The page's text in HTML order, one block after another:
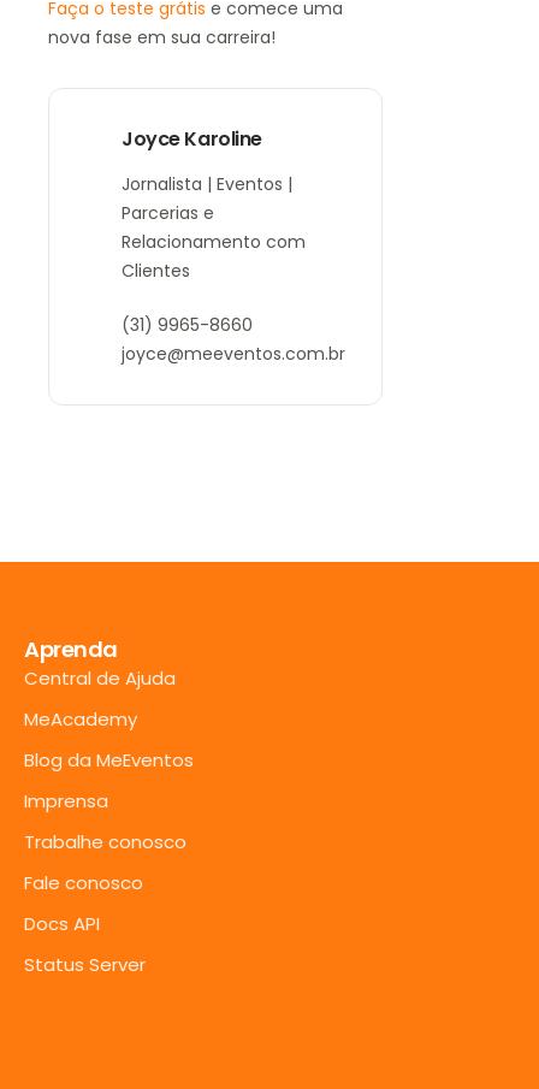
Faça o teste grátis e comece uma
nova fase em sua carreira!
Joyce Karoline
Jornalista | Eventos |
Parcerias e
Relacionamento com
Clientes
(31) 9965-8660
joyce@meeventos.com.br
Aprenda
Central de Ajuda
MeAcademy
Blog da MeEventos
Imprensa
Trabalhe conosco
Fale conosco
Docs API
Status Server